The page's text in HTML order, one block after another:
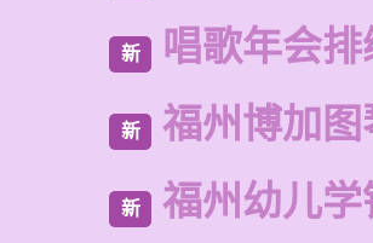
新 唱歌年会
新 福州博加
新 福州幼儿